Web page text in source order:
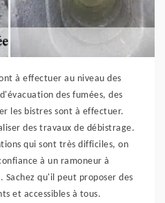
à effectuer au niveau des
des fumées, des
les bistres sont à effectuer.
des travaux de débistrage.
qui sont très difficiles, on
à un ramoneur à
Sachez qu'il peut proposer des
et accessibles à tous.